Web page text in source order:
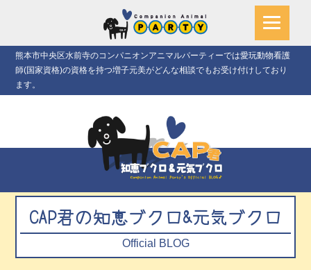
熊本市中央区水前寺のコンパニオンアニマルパーティーでは愛玩動物看護
師(国家資格)の資格を持つ増子元美がどんな相談でもお受け付けしており
ます。
CAP君の知恵ブクロ&元気ブクロ
Official BLOG